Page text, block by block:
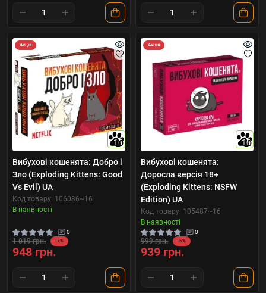
Акція
10
Вибухові кошенята: Добро і
Зло (Exploding Kittens: Good
Vs Evil) UA
Код товару: 106036~16
В наявності
0
1 019 грн. -7%
948 грн.
Акція
10
Вибухові кошенята:
Доросла версія 18+
(Exploding Kittens: NSFW
Edition) UA
Код товару: 105487~16
В наявності
0
999 грн. -6%
939 грн.